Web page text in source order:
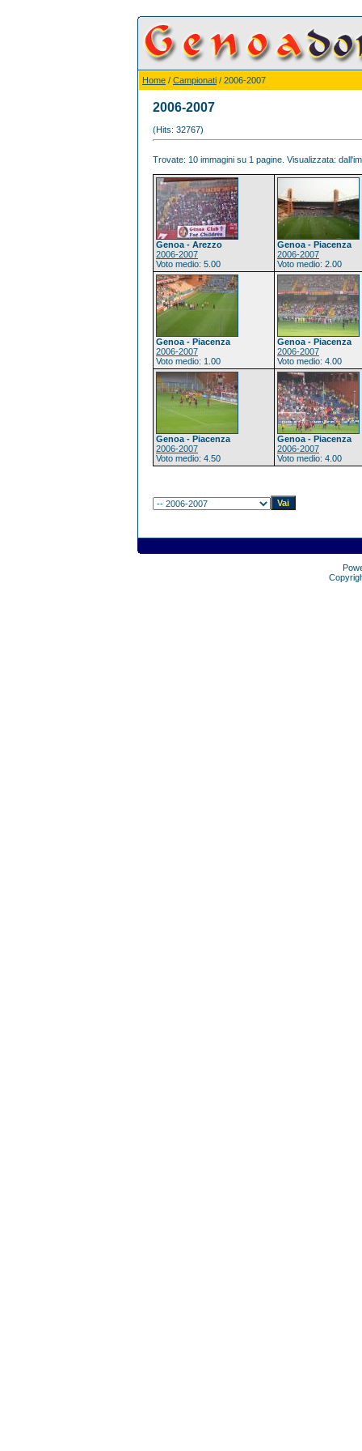
Home / Campionati / 2006-2007
2006-2007
(Hits: 32767)
Trovate: 10 immagini su 1 pagine. Visualizzata:
Genoa - Arezzo
2006-2007
Voto medio: 5.00
Genoa - Piacenza
2006-2007
Voto medio: 2.00
Genoa - Piacenza
2006-2007
Voto medio: 1.00
Genoa - Piacenza
2006-2007
Voto medio: 4.00
Genoa - Piacenza
2006-2007
Voto medio: 4.50
Genoa - Piacenza
2006-2007
Voto medio: 4.00